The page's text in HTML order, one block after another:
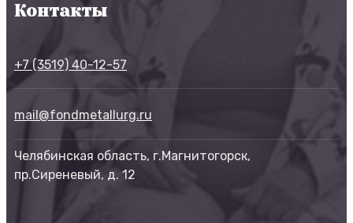
Контакты
+7 (3519) 40-12-57
mail@fondmetallurg.ru
Челябинская область, г.Магнитогорск,
пр.Сиреневый, д. 12